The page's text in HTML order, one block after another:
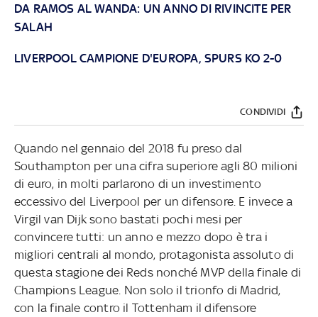
DA RAMOS AL WANDA: UN ANNO DI RIVINCITE PER
SALAH
LIVERPOOL CAMPIONE D'EUROPA, SPURS KO 2-0
CONDIVIDI
Quando nel gennaio del 2018 fu preso dal
Southampton per una cifra superiore agli 80 milioni
di euro, in molti parlarono di un investimento
eccessivo del Liverpool per un difensore. E invece a
Virgil van Dijk sono bastati pochi mesi per
convincere tutti: un anno e mezzo dopo è tra i
migliori centrali al mondo, protagonista assoluto di
questa stagione dei Reds nonché MVP della finale di
Champions League. Non solo il trionfo di Madrid,
con la finale contro il Tottenham il difensore